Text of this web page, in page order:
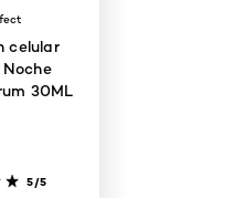
celular
30ML
5/5